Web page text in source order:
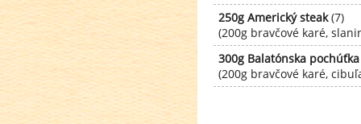
250g Americký steak(7)
(200g bravčové karé,
300g Balatónska
(200g bravčové karé,